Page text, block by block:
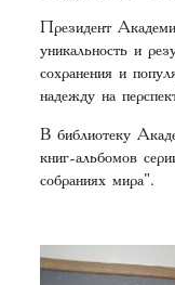
Президент
уникальность и
сохранения и
надежду на
В библиотеку
книг-альбомов
собраниях мира".